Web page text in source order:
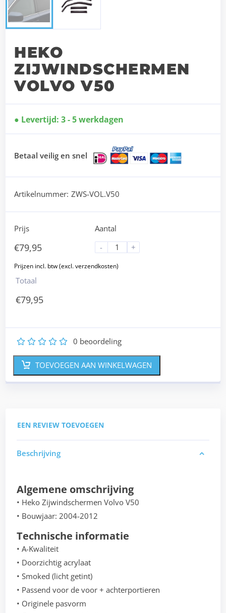
HEKO
ZIJWINDSCHERMEN
VOLVO V50
Levertijd: 3 - 5 werkdagen
Betaal veilig en snel
Artikelnummer: ZWS-VOL.V50
Prijs
€79,95
Aantal
-
+
Totaal
€79,95
5
4
3
2 0 beoordeling
TOEVOEGEN AAN WINKELWAGEN
EEN REVIEW TOEVOEGEN
Beschrijving
Algemene omschrijving
• Heko Zijwindschermen Volvo V50
• Bouwjaar: 2004-2012
Technische informatie
• A-Kwaliteit
• Doorzichtig acrylaat
• Smoked (licht getint)
• Passend voor de voor + achterportieren
• Originele pasvorm